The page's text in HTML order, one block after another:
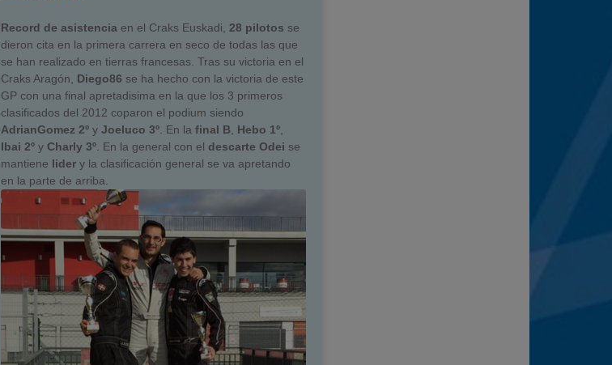
Record de asistencia en el Craks Euskadi, 28 pilotos se
dieron cita en la primera carrera en seco de todas las que
se han realizado en tierras francesas. Tras su victoria en el
Craks Aragón, Diego86 se ha hecho con la victoria de este
GP con una final apretadisima en la que los 3 primeros
clasificados del 2012 coparon el podium siendo
AdrianGomez 2ºy Joeluco 3º. En la final B, Hebo 1º,
Ibai 2ºy Charly 3º. En la general con el descarte Odei se
mantiene lidery la clasificación general se va apretando
en la parte de arriba.